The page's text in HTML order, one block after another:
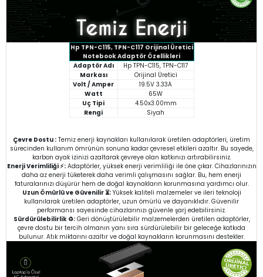
Hp TPN-C115, TPN-C117 Orijinal Üretici
Notebook Adaptör Özellikleri
Adaptör Adı
Hp TPN-C115, TPN-C117
Markası
Orijinal Üretici
Volt / Amper
19.5V 3.33A
Watt
65W
Uç Tipi
4.50x3.00mm
Rengi
Siyah
Çevre Dostu : Temiz enerji kaynakları kullanılarak üretilen adaptörleri, üretim
sürecinden kullanım ömrünün sonuna kadar çevresel etkileri azaltır. Bu sayede,
karbon ayak izinizi azaltarak çevreye olan katkınızı artırabilirsiniz.
Enerji Verimliliği ⚡:Adaptörler, yüksek enerji verimliliği ile öne çıkar. Cihazlarınızın
daha az enerji tüketerek daha verimli çalışmasını sağlar. Bu, hem enerji
faturalarınızı düşürür hem de doğal kaynakların korunmasına yardımcı olur.
Uzun Ömürlü ve Güvenilir ⏳:Yüksek kaliteli malzemeler ve ileri teknoloji
kullanılarak üretilen adaptörler, uzun ömürlü ve dayanıklıdır. Güvenilir
performansı sayesinde cihazlarınızı güvenle şarj edebilirsiniz.
Sürdürülebilirlik ♻️:Geri dönüştürülebilir malzemelerden üretilen adaptörler,
çevre dostu bir tercih olmanın yanı sıra sürdürülebilir bir geleceğe katkıda
bulunur. Atık miktarını azaltır ve doğal kaynakların korunmasını destekler.